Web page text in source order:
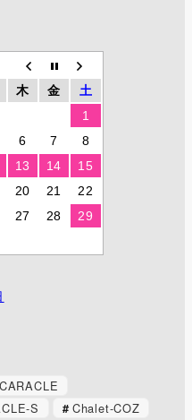
木 金
土
1
6 7
8
13 14
15
20 21
22
27 28
29
CARACLE
S
Chalet-COZ